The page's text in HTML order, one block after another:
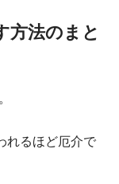
方法のまと
れるほど厄介で